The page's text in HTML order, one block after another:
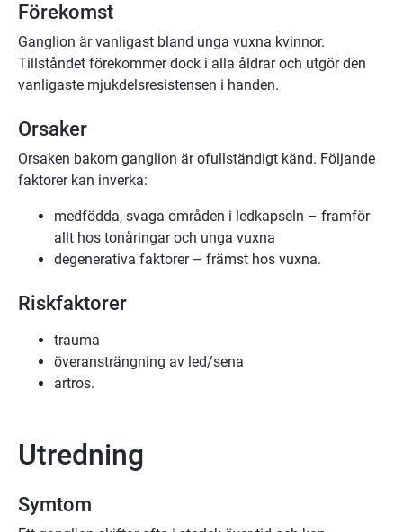
Förekomst
Ganglion är vanligast bland unga vuxna kvinnor.
Tillståndet förekommer dock i alla åldrar och utgör den
vanligaste mjukdelsresistensen i handen.
Orsaker
Orsaken bakom ganglion är ofullständigt känd. Följande
faktorer kan inverka:
medfödda, svaga områden i ledkapseln – framför
allt hos tonåringar och unga vuxna
degenerativa faktorer – främst hos vuxna.
Riskfaktorer
trauma
överansträngning av led/sena
artros.
Utredning
Symtom